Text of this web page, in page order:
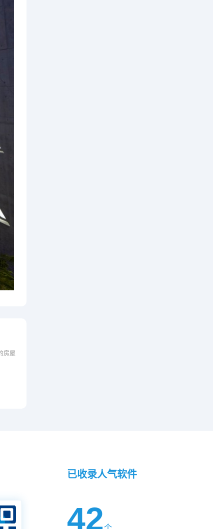
房屋
已收录人气软件
42